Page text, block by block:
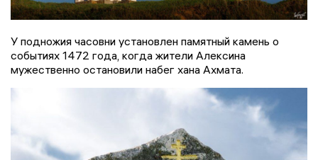
У подножия часовни установлен памятный камень о
событиях 1472 года, когда жители Алексина
мужественно остановили набег хана Ахмата.